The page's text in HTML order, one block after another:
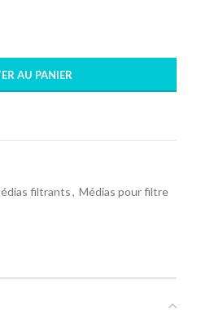
AU PANIER
filtrants, Médias pour filtre